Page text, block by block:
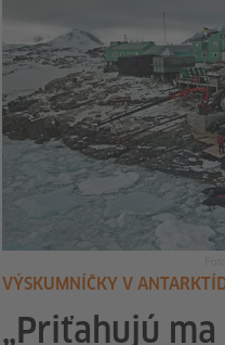
VÝSKUMNÍČKY V
„Priťahujú